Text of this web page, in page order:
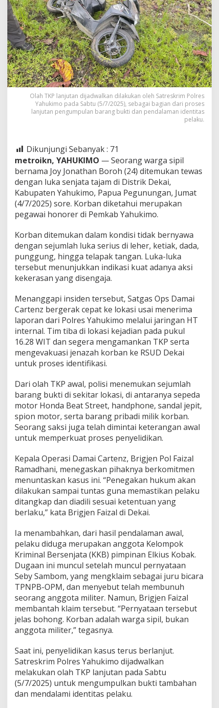
Olah TKP lanjutan dijadwalkan dilakukan oleh Satreskrim Polres
Yahukimo pada Sabtu (5/7/2025), sebagai bagian dari proses
lanjutan pengumpulan barang bukti dan pendalaman identitas
pelaku.
Dikunjungi Sebanyak : 71
metroikn, YAHUKIMO — Seorang warga sipil
bernama Joy Jonathan Boroh (24) ditemukan tewas
dengan luka senjata tajam di Distrik Dekai,
Kabupaten Yahukimo, Papua Pegunungan, Jumat
(4/7/2025) sore. Korban diketahui merupakan
pegawai honorer di Pemkab Yahukimo.
Korban ditemukan dalam kondisi tidak bernyawa
dengan sejumlah luka serius di leher, ketiak, dada,
punggung, hingga telapak tangan. Luka-luka
tersebut menunjukkan indikasi kuat adanya aksi
kekerasan yang disengaja.
Menanggapi insiden tersebut, Satgas Ops Damai
Cartenz bergerak cepat ke lokasi usai menerima
laporan dari Polres Yahukimo melalui jaringan HT
internal. Tim tiba di lokasi kejadian pada pukul
16.28 WIT dan segera mengamankan TKP serta
mengevakuasi jenazah korban ke RSUD Dekai
untuk proses identifikasi.
Dari olah TKP awal, polisi menemukan sejumlah
barang bukti di sekitar lokasi, di antaranya sepeda
motor Honda Beat Street, handphone, sandal jepit,
spion motor, serta barang pribadi milik korban.
Seorang saksi juga telah dimintai keterangan awal
untuk memperkuat proses penyelidikan.
Kepala Operasi Damai Cartenz, Brigjen Pol Faizal
Ramadhani, menegaskan pihaknya berkomitmen
menuntaskan kasus ini. “Penegakan hukum akan
dilakukan sampai tuntas guna memastikan pelaku
ditangkap dan diadili sesuai ketentuan yang
berlaku,” kata Brigjen Faizal di Dekai.
Ia menambahkan, dari hasil pendalaman awal,
pelaku diduga merupakan anggota Kelompok
Kriminal Bersenjata (KKB) pimpinan Elkius Kobak.
Dugaan ini muncul setelah muncul pernyataan
Seby Sambom, yang mengklaim sebagai juru bicara
TPNPB-OPM, dan menyebut telah membunuh
seorang anggota militer. Namun, Brigjen Faizal
membantah klaim tersebut. “Pernyataan tersebut
jelas bohong. Korban adalah warga sipil, bukan
anggota militer,” tegasnya.
Saat ini, penyelidikan kasus terus berlanjut.
Satreskrim Polres Yahukimo dijadwalkan
melakukan olah TKP lanjutan pada Sabtu
(5/7/2025) untuk mengumpulkan bukti tambahan
dan mendalami identitas pelaku.